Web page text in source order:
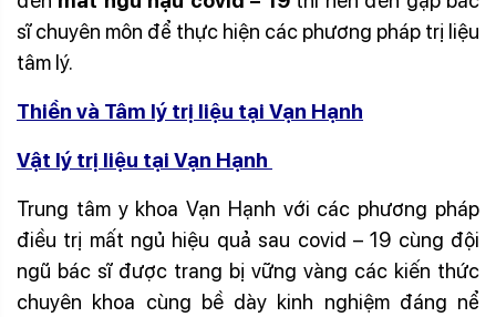
sĩ chuyên môn để thực hiện các phương pháp trị liệu
tâm lý.
Thiền và Tâm lý trị liệu tại Vạn Hạnh
Vật lý trị liệu tại Vạn Hạnh
Trung tâm y khoa Vạn Hạnh với các phương pháp
điều trị mất ngủ hiệu quả sau covid – 19 cùng đội
ngũ bác sĩ được trang bị vững vàng các kiến thức
chuyên khoa cùng bề dày kinh nghiệm đáng nể